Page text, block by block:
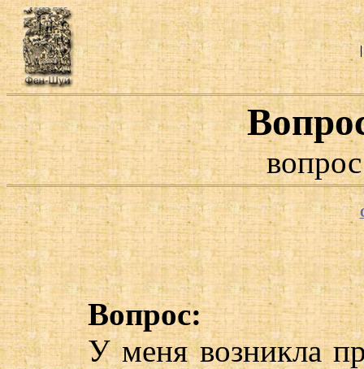
Вопрос:
У меня возникла